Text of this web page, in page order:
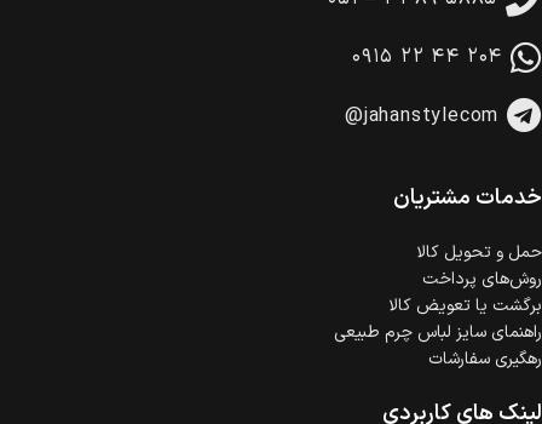
در هنگام خرید محصول، امکان انتخاب پرداخت در محل
وجود دارد.
خرید اقساطی با شرایط آسان و بدون ضامن امکان‌پذیر
است.
گارانتی معتبر برای تمامی محصولات ارائه می‌شود.
۰۹۱۵ ۲۲ ۴۴ ۲۰۴
@jahanstylecom
خدمات مشتریان
حمل‌ و تحویل کالا
روش‌های پرداخت
برگشت یا تعویض کالا
راهنمای سایز لباس چرم طبیعی
رهگیری سفارشات
لینک های کاربردی